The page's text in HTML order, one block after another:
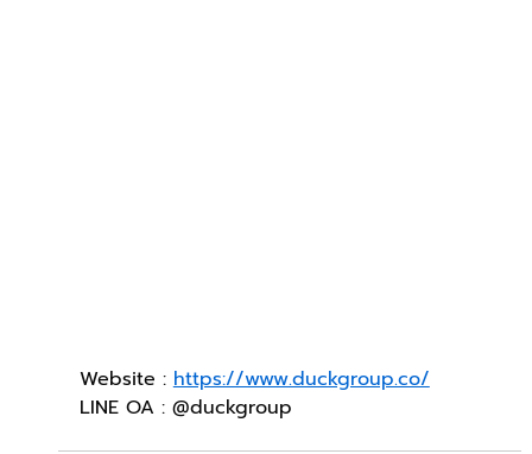
Website : https://www.duckgroup.co/
LINE OA : @duckgroup